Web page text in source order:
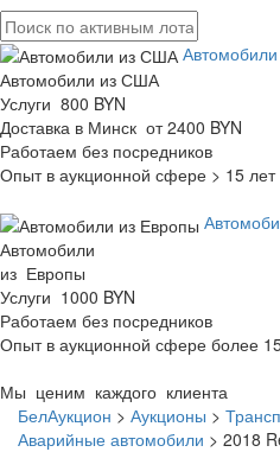
Автомобили из США
Услуги 800 BYN
Доставка в Минск от 2400 BYN
Работаем без посредников
Опыт в аукционной сфере > 15 лет
Автомобили
из Европы
Услуги 1000 BYN
Работаем без посредников
Опыт в аукционной сфере более
Мы ценим каждого клиента
БелАукцион > Аукционы >
Аварийные автомобили > 2018